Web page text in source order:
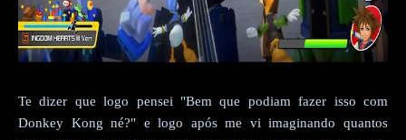
Te dizer que logo pensei "Bem que podiam fazer isso com
Donkey Kong né?" e logo após me vi imaginando quantos